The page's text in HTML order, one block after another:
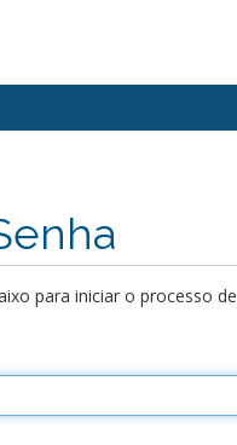
para iniciar o processo de